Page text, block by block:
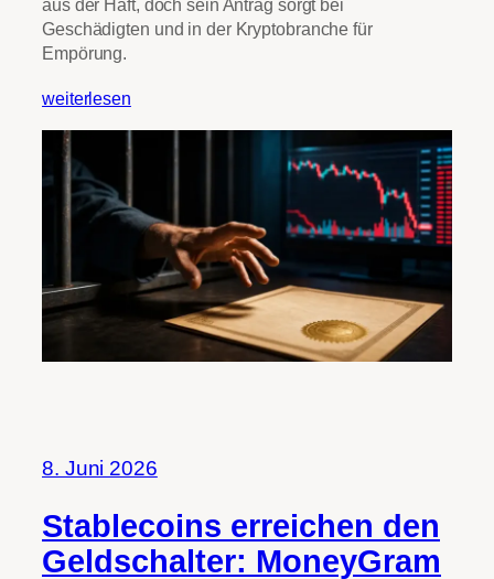
aus der Haft, doch sein Antrag sorgt bei
Geschädigten und in der Kryptobranche für
Empörung.
weiterlesen
8. Juni 2026
Stablecoins erreichen den
Geldschalter: MoneyGram